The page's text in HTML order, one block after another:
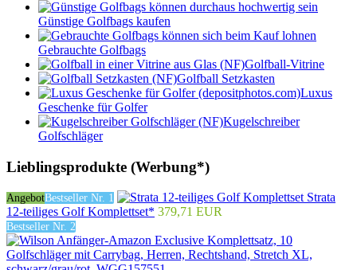
Günstige Golfbags kaufen
Gebrauchte Golfbags
Golfball-Vitrine
Golfball Setzkasten
Luxus
Geschenke für Golfer
Kugelschreiber
Golfschläger
Lieblingsprodukte (Werbung*)
AngebotBestseller Nr. 1
Strata
12-teiliges Golf Komplettset* 379,71 EUR
Bestseller Nr. 2